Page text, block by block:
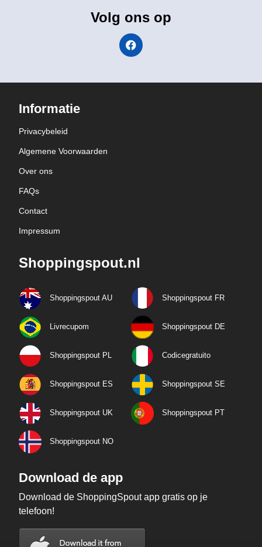
Volg ons op
Informatie
Privacybeleid
Algemene Voorwaarden
Over ons
FAQs
Contact
Impressum
Shoppingspout.nl
Shoppingspout AU Shoppingspout FR
Livrecupom Shoppingspout DE
Shoppingspout PL Codicegratuito
Shoppingspout ES Shoppingspout SE
Shoppingspout UK Shoppingspout PT
Shoppingspout NO
Download de app
Download de ShoppingSpout app gratis op je
telefoon!